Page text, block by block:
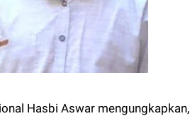
Hasbi Aswar mengungkapkan,